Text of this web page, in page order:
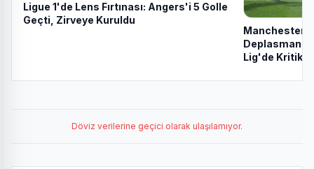
Ligue 1'de Lens Fırtınası: Angers'i 5 Golle
Geçti, Zirveye Kuruldu
Manchester
Lig'de Kritik
Döviz verilerine geçici olarak ulaşılamıyor.